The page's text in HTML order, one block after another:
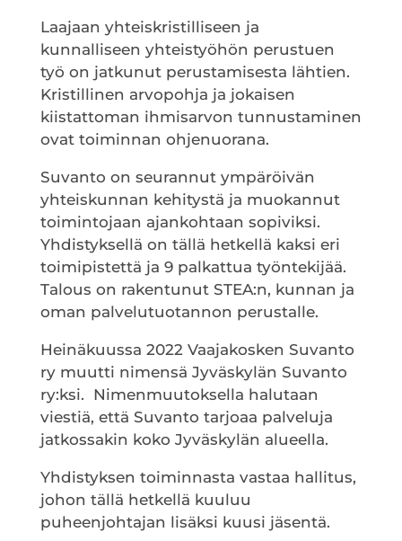
Laajaan yhteiskristilliseen ja
kunnalliseen yhteistyöhön perustuen
työ on jatkunut perustamisesta lähtien.
Kristillinen arvopohja ja jokaisen
kiistattoman ihmisarvon tunnustaminen
ovat toiminnan ohjenuorana.
Suvanto on seurannut ympäröivän
yhteiskunnan kehitystä ja muokannut
toimintojaan ajankohtaan sopiviksi.
Yhdistyksellä on tällä hetkellä kaksi eri
toimipistettä ja 9 palkattua työntekijää.
Talous on rakentunut STEA:n, kunnan ja
oman palvelutuotannon perustalle.
Heinäkuussa 2022 Vaajakosken Suvanto
ry muutti nimensä Jyväskylän Suvanto
ry:ksi. Nimenmuutoksella halutaan
viestiä, että Suvanto tarjoaa palveluja
jatkossakin koko Jyväskylän alueella.
Yhdistyksen toiminnasta vastaa hallitus,
johon tällä hetkellä kuuluu
puheenjohtajan lisäksi kuusi jäsentä.